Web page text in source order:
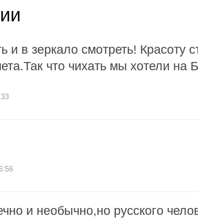
и в зеркало смотреть! Красоту
что чихать мы хотели на
и необычно,но русского